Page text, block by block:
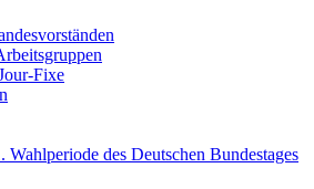
Fixe
des Deutschen Bundestages